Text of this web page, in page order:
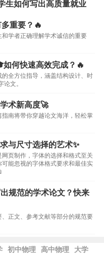
生如何写出高质量就业
重要？🔥
学者正确理解学术诚信的重要
何快速高效完成？🔥
全方位指导，涵盖结构设计、时
文。
术新高度🚀
南将带你穿越论文海洋，轻松掌
与尺寸选择的艺术✨
页制作，字体的选择和格式至关
能忽视的字体格式要求和最佳实
规范的学术论文？快来
正文、参考文献等部分的规范要
初中物理 高中物理
大学